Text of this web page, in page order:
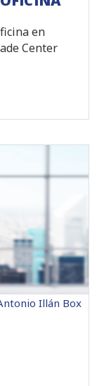
en
Center
Illán Box